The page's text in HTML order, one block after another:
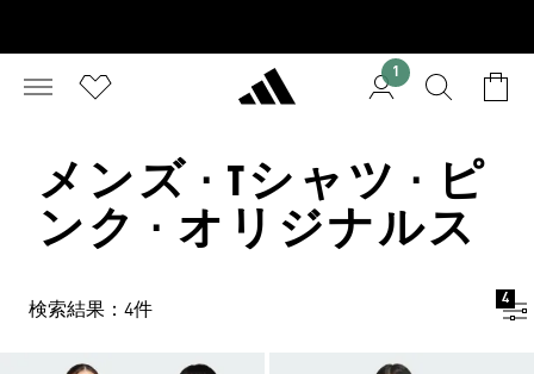
1
メンズ · Tシャツ · ピ
ンク · オリジナルス
検索結果：4件
4